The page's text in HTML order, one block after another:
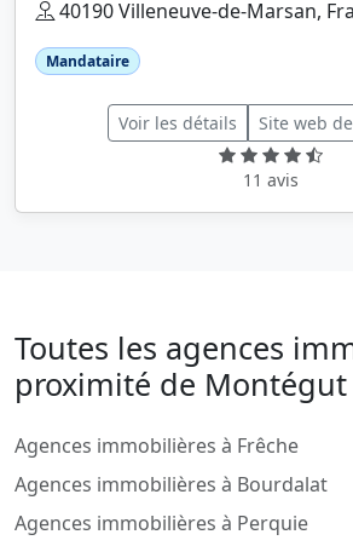
40190 Villeneuve-de-Marsan,
Mandataire
Voir les détails Site web
11 avis
Toutes les agences
proximité de Montégut
Agences immobilières à Frêche
Agences immobilières à Bourdalat
Agences immobilières à Perquie